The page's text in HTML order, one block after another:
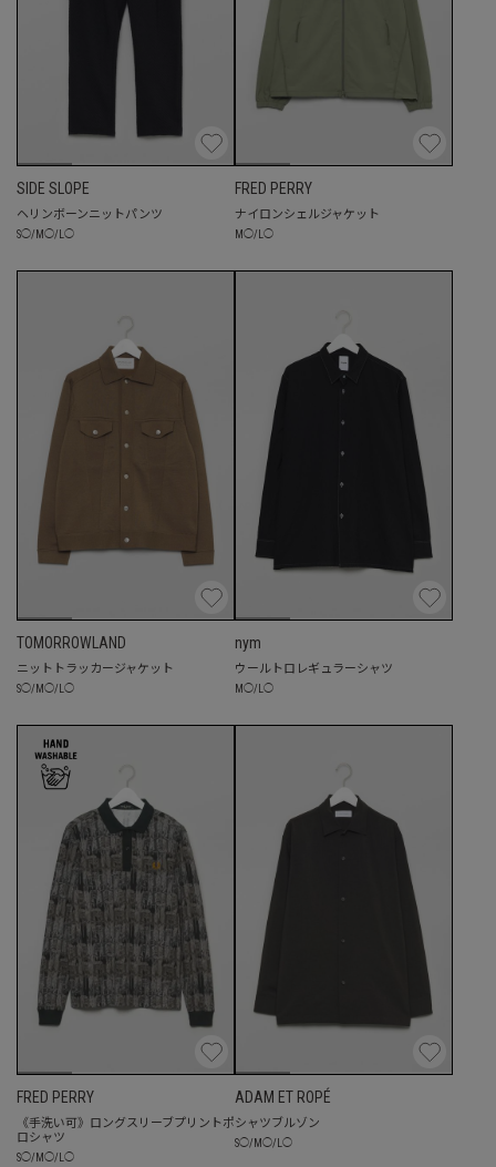
SIDE SLOPE
ヘリンボーンニットパンツ
S◯/ M ◯/ L◯
FRED PERRY
ナイロンシェルジャケット
M ◯/ L◯
TOMORROWLAND
ニットトラッカージャケット
S◯/ M ◯/ L◯
nym
ウールトロレギュラーシャツ
M ◯/ L◯
FRED PERRY
《手洗い可》ロングスリーブプリントポ
ロシャツ
S◯/ M ◯/ L◯
ADAM ET ROPÉ
シャツブルゾン
S◯/ M ◯/ L◯